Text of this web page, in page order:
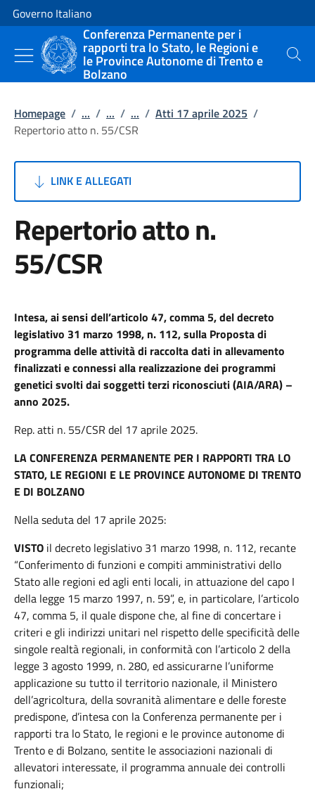
Vai al contenuto
Vai alla navigazione del sito
Governo Italiano
Conferenza Permanente per i
rapporti tra lo Stato, le Regioni e
le Province Autonome di Trento e
Bolzano
Cerca
Homepage / ... / ... / ... / Atti 17 aprile 2025 /
Repertorio atto n. 55/CSR
LINK E ALLEGATI
Repertorio atto n.
55/CSR
Intesa, ai sensi dell’articolo 47, comma 5, del decreto
legislativo 31 marzo 1998, n. 112, sulla Proposta di
programma delle attività di raccolta dati in allevamento
finalizzati e connessi alla realizzazione dei programmi
genetici svolti dai soggetti terzi riconosciuti (AIA/ARA) –
anno 2025.
Rep. atti n. 55/CSR del 17 aprile 2025.
LA CONFERENZA PERMANENTE PER I RAPPORTI TRA LO
STATO, LE REGIONI E LE PROVINCE AUTONOME DI TRENTO
E DI BOLZANO
Nella seduta del 17 aprile 2025:
VISTO il decreto legislativo 31 marzo 1998, n. 112, recante
“Conferimento di funzioni e compiti amministrativi dello
Stato alle regioni ed agli enti locali, in attuazione del capo I
della legge 15 marzo 1997, n. 59”, e, in particolare, l’articolo
47, comma 5, il quale dispone che, al fine di concertare i
criteri e gli indirizzi unitari nel rispetto delle specificità delle
singole realtà regionali, in conformità con l’articolo 2 della
legge 3 agosto 1999, n. 280, ed assicurarne l’uniforme
applicazione su tutto il territorio nazionale, il Ministero
dell’agricoltura, della sovranità alimentare e delle foreste
predispone, d’intesa con la Conferenza permanente per i
rapporti tra lo Stato, le regioni e le province autonome di
Trento e di Bolzano, sentite le associazioni nazionali di
allevatori interessate, il programma annuale dei controlli
funzionali;